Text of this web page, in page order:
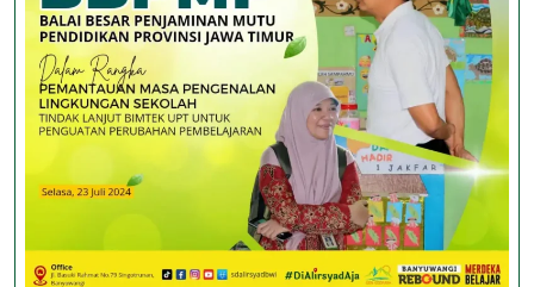
Cupcut
Untuk
Para
Asatidznya